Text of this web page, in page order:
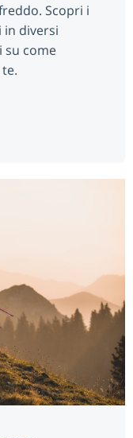
Scopri i
in diversi
su come